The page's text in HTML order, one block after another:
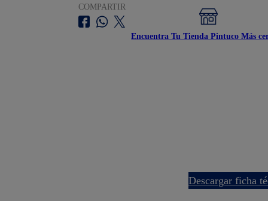
COMPARTIR
Encuentra Tu Tienda Pintuco Más
descargar ficha